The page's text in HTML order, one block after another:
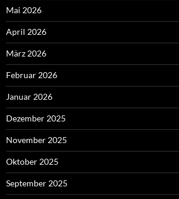
Mai 2026
April 2026
März 2026
Februar 2026
Januar 2026
Dezember 2025
November 2025
Oktober 2025
September 2025